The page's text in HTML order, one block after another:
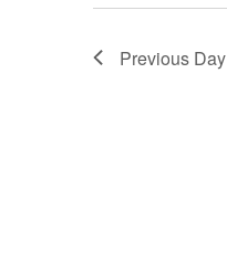
Previous Day